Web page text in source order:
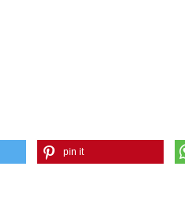
pin it